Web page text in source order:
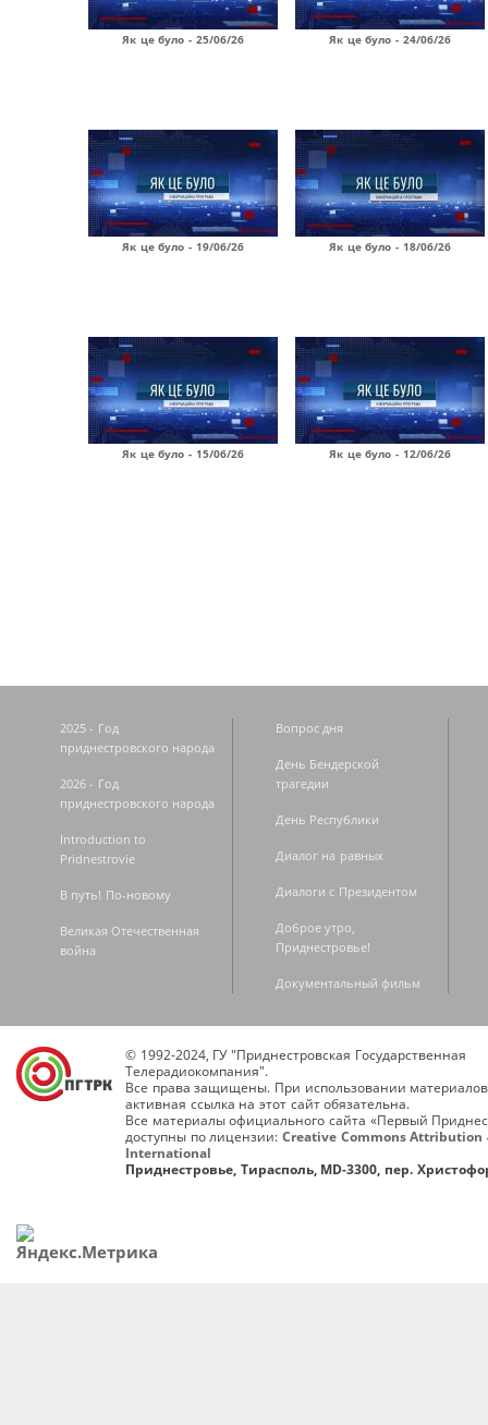
Як це було - 25/06/26 Як це було - 24/06/26
Як це було - 19/06/26 Як це було - 18/06/26
Як це було - 15/06/26 Як це було - 12/06/26
2025 - Год
приднестровского народа
2026 - Год
приднестровского народа
Introduction to
Pridnestrovie
В путь! По-новому
Великая Отечественная
война
Вопрос дня
День Бендерской
трагедии
День Республики
Диалог на равных
Диалоги с Президентом
Доброе утро,
Приднестровье!
Документальный фильм
© 1992-2024, ГУ "Приднестровская Государственная
Телерадиокомпания".
Все права защищены. При использовании
активная ссылка на этот сайт обязательна.
Все материалы официального сайта «Первый
доступны по лицензии: Creative Commons Attribution
International
Приднестровье, Тирасполь, MD-3300, пер.